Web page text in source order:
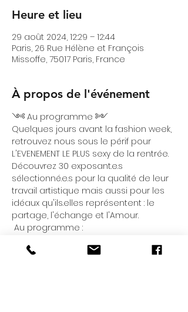
Heure et lieu
29 août 2024, 12:29 – 12:44
Paris, 26 Rue Hélène et François
Missoffe, 75017 Paris, France
À propos de l'événement
༺ Au programme ༻
Quelques jours avant la fashion week,
retrouvez nous sous le périf pour
L'EVENEMENT LE PLUS sexy de la rentrée.
Découvrez 30 exposant.e.s
sélectionné.e.s pour la qualité de leur
travail artistique mais aussi pour les
idéaux qu'ils.elles représentent : le
partage, l'échange et l'Amour.
Au programme :
DJ : sets techno - EBM - dark-wave -